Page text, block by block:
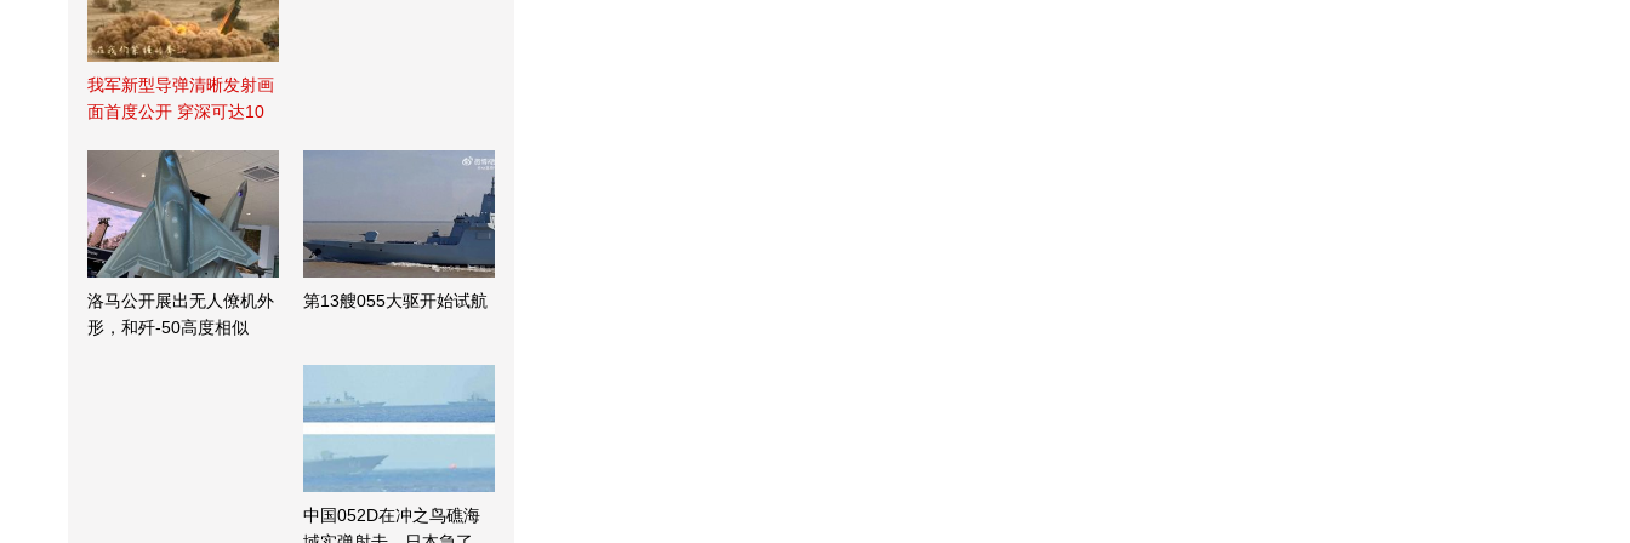
我军新型导弹清晰发射画
面首度公开 穿深可达10
洛马公开展出无人僚机外
形，和歼-50高度相似
第13艘055大驱开始试航
中国052D在冲之鸟礁海